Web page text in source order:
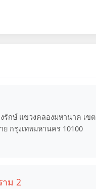
รักษ์ แขวงคลองมหานาค เขต
กรุงเทพมหานคร 10100
าม 2